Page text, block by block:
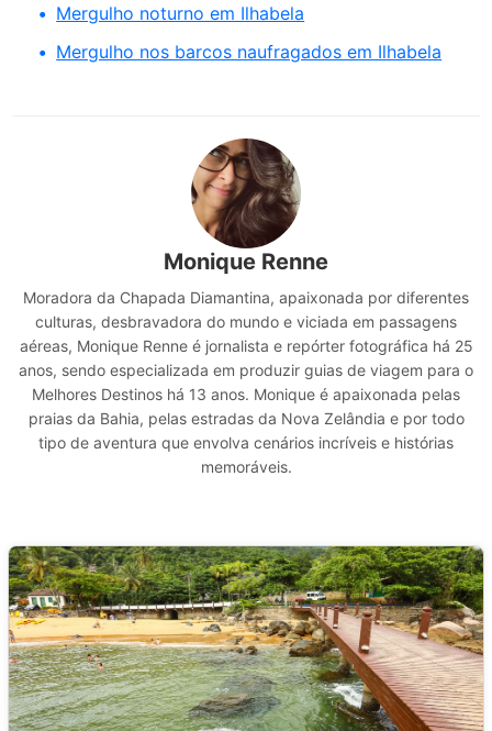
Mergulho noturno em Ilhabela
Mergulho nos barcos naufragados em Ilhabela
Monique Renne
Moradora da Chapada Diamantina, apaixonada por diferentes
culturas, desbravadora do mundo e viciada em passagens
aéreas, Monique Renne é jornalista e repórter fotográfica há 25
anos, sendo especializada em produzir guias de viagem para o
Melhores Destinos há 13 anos. Monique é apaixonada pelas
praias da Bahia, pelas estradas da Nova Zelândia e por todo
tipo de aventura que envolva cenários incríveis e histórias
memoráveis.